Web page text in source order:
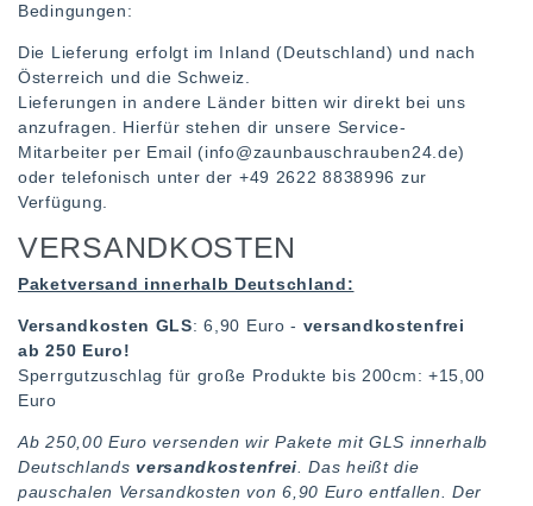
Bedingungen:
Die Lieferung erfolgt im Inland (Deutschland) und nach
Österreich und die Schweiz.
Lieferungen in andere Länder bitten wir direkt bei uns
anzufragen. Hierfür stehen dir unsere Service-
Mitarbeiter per Email (info@zaunbauschrauben24.de)
oder telefonisch unter der +49 2622 8838996 zur
Verfügung.
VERSANDKOSTEN
Paketversand innerhalb Deutschland:
Versandkosten GLS: 6,90 Euro - versandkostenfrei
ab 250 Euro!
Sperrgutzuschlag für große Produkte bis 200cm: +15,00
Euro
Ab 250,00 Euro versenden wir Pakete mit GLS innerhalb
Deutschlandsversandkostenfrei. Das heißt die
pauschalen Versandkosten von 6,90 Euro entfallen. Der